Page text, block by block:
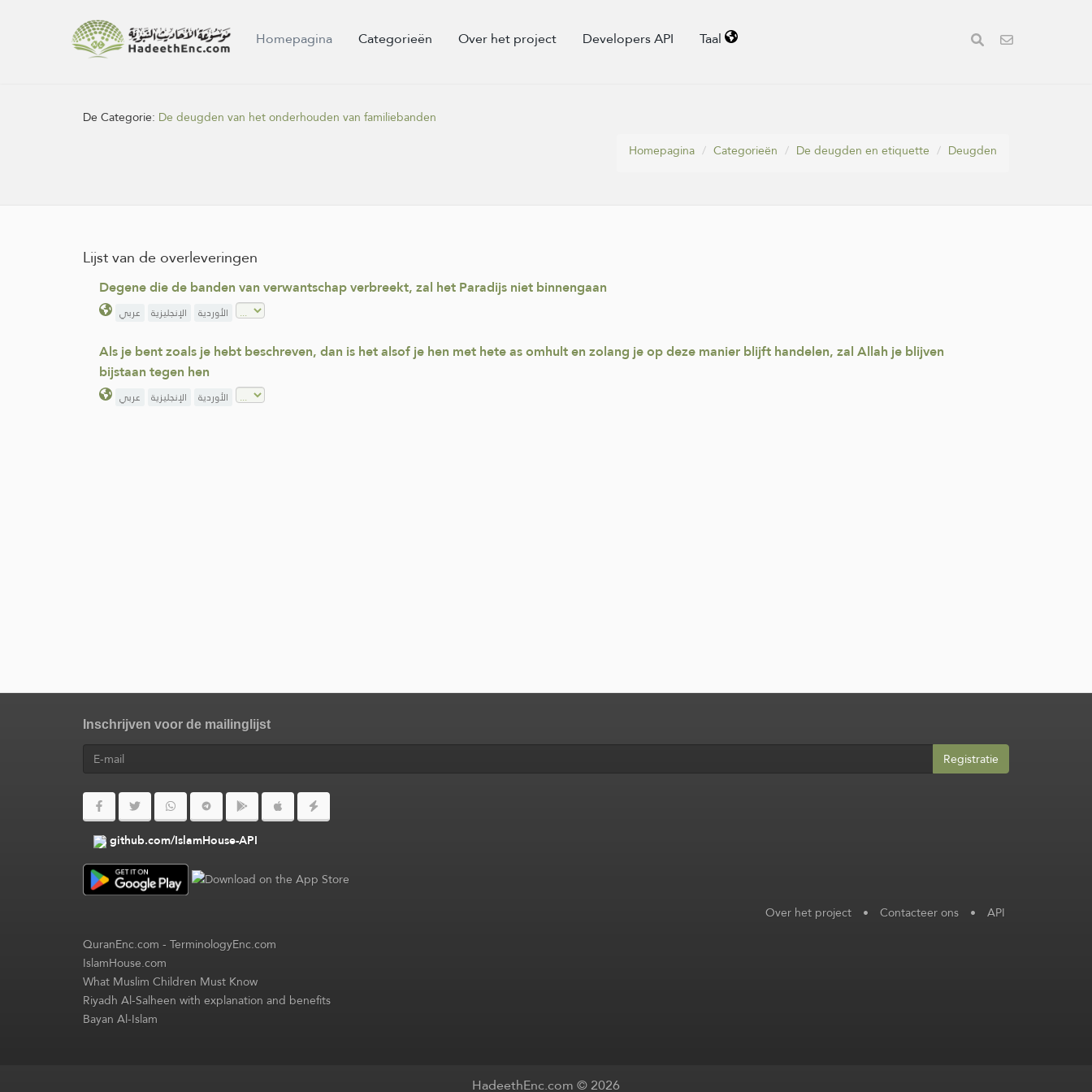
Homepagina Categorieën Over het project Developers API Taal
De Categorie: De deugden van het onderhouden van familiebanden
Homepagina
Categorieën De deugden en etiquette Deugden
Lijst van de overleveringen
Degene die de banden van verwantschap verbreekt, zal het Paradijs niet binnengaan
عربي الإنجليزية الأوردية
Als je bent zoals je hebt beschreven, dan is het alsof je hen met hete as omhult en zolang je op deze manier blijft handelen, zal Allah je blijven
bijstaan tegen hen
عربي الإنجليزية الأوردية
Inschrijven voor de mailinglijst
Registratie
github.com/IslamHouse-API
Over het project • Contacteer ons • API
QuranEnc.com-TerminologyEnc.com
IslamHouse.com
What Muslim Children Must Know
Riyadh Al-Salheen with explanation and benefits
Bayan Al-Islam
HadeethEnc.com © 2026